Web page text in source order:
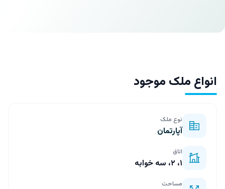
انواع ملک موجود
نوع ملک
آپارتمان
اتاق
۱، ۲، سه خوابه
مساحت